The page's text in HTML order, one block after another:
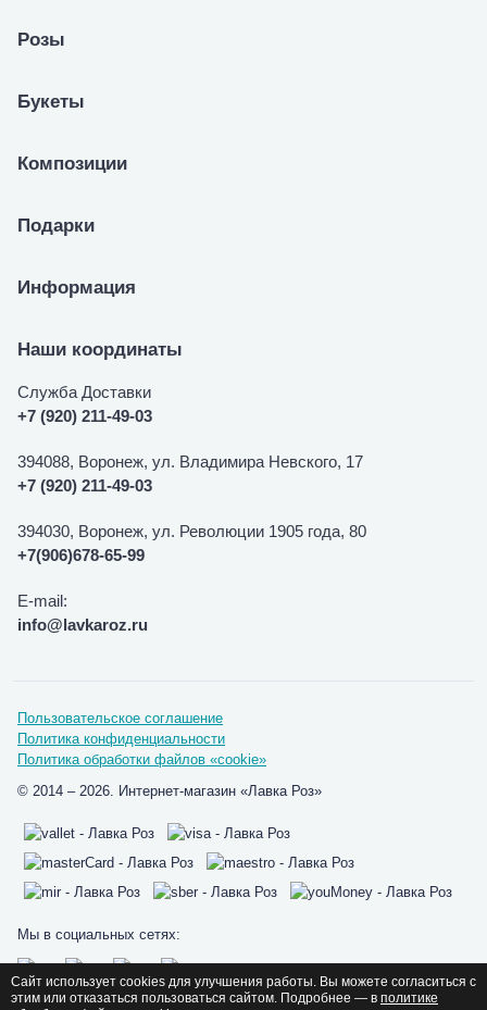
Розы
Букеты
Композиции
Подарки
Информация
Наши координаты
Служба Доставки
+7 (920) 211-49-03
394088, Воронеж, ул. Владимира Невского, 17
+7 (920) 211-49-03
394030, Воронеж, ул. Революции 1905 года, 80
+7(906)678-65-99
E-mail:
info@lavkaroz.ru
Пользовательское соглашение
Политика конфиденциальности
Политика обработки файлов «cookie»
© 2014 – 2026. Интернет-магазин «Лавка Роз»
Мы в социальных сетях:
Сайт использует cookies для улучшения работы. Вы можете согласиться с
этим или отказаться пользоваться сайтом. Подробнее — в политике